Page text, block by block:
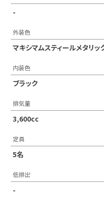
-
外装色
マキシマムスティールメタリッ
内装色
ブラック
排気量
3,600cc
定員
5名
低排出
-